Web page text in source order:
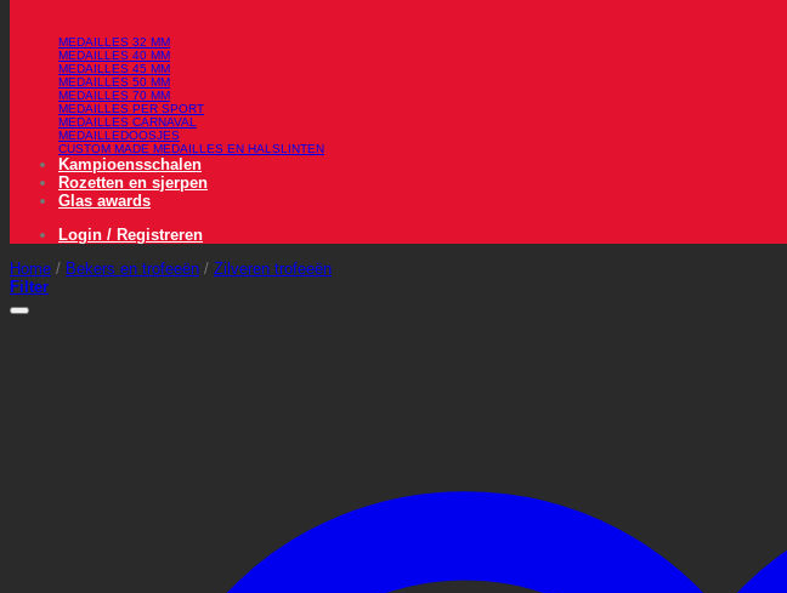
MEDAILLES 32 MM
MEDAILLES 40 MM
MEDAILLES 45 MM
MEDAILLES 50 MM
MEDAILLES 70 MM
MEDAILLES PER SPORT
MEDAILLES CARNAVAL
MEDAILLEDOOSJES
CUSTOM MADE MEDAILLES EN HALSLINTEN
Kampioensschalen
Rozetten en sjerpen
Glas awards
Login / Registreren
Home / Bekers en trofeeën / Zilveren trofeeën
Filter